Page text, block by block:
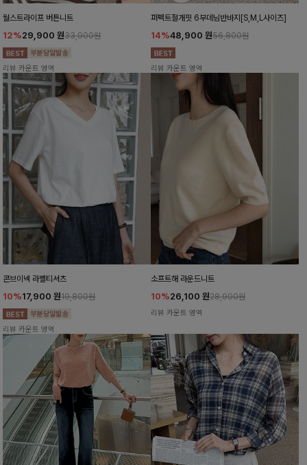
월스트라이프 버튼니트
12%29,900 원33,900원
리뷰 카운트 영역
퍼펙트절개핏 6부데님반바지[S,M,L사이즈]
14%48,900 원56,800원
리뷰 카운트 영역
콘브이넥 라벨티셔츠
10%17,900 원19,800원
리뷰 카운트 영역
소프트해 라운드니트
10%26,100 원28,900원
리뷰 카운트 영역